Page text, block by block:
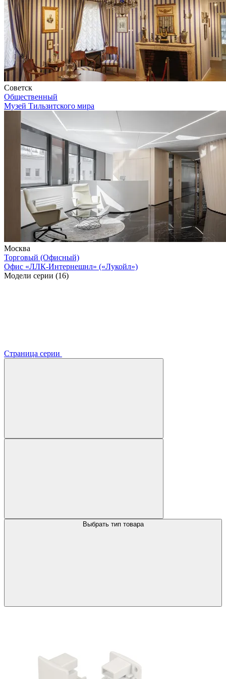
Советск
Общественный
Музей Тильзитского мира
Москва
Торговый (Офисный)
Офис «ЛЛК-Интернешнл» («Лукойл»)
Модели серии (16)
Страница серии
Выбрать тип товара